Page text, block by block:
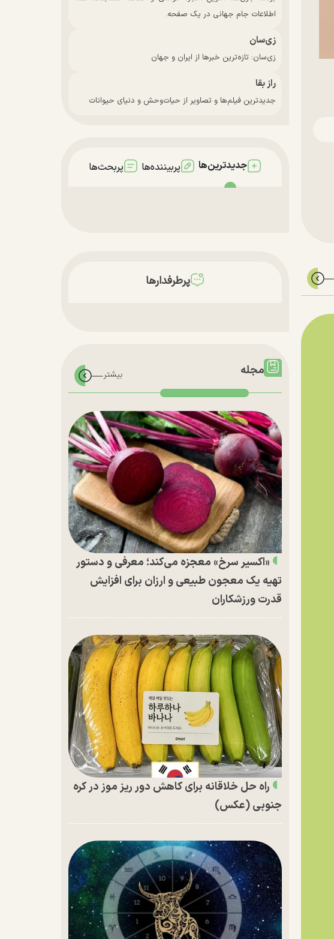
اطلاعات جام جهانی در یک صفحه.
زی‌سان
زی‌سان: تازه‌ترین خبرها از ایران و جهان
راز بقا
جدیدترین فیلم‌ها و تصاویر از حیات‌وحش و دنیای حیوانات
جدیدترین‌ها پربیننده‌ها پربحث‌ها
پرطرفدارها
مجله
«اکسیر سرخ» معجزه می‌کند؛ معرفی و دستور
تهیه یک معجون طبیعی و ارزان برای افزایش
قدرت ورزشکاران
راه حل خلاقانه برای کاهش دور ریز موز در کره
جنوبی (عکس)